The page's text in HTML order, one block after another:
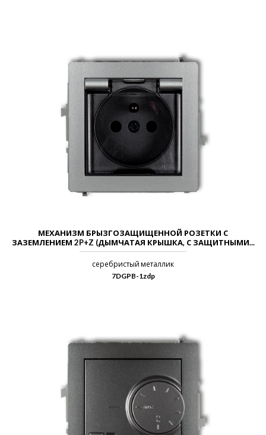
МЕХАНИЗМ БРЫЗГОЗАЩИЩЕННОЙ РОЗЕТКИ С
ЗАЗЕМЛЕНИЕМ 2P+Z (ДЫМЧАТАЯ КРЫШКА, С ЗАЩИТНЫМИ...
серебристый металлик
7DGPB-1zdp